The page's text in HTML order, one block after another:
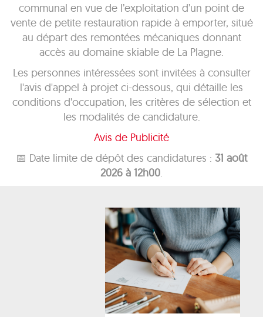
communal en vue de l’exploitation d’un point de
vente de petite restauration rapide à emporter, situé
au départ des remontées mécaniques donnant
accès au domaine skiable de La Plagne.
Les personnes intéressées sont invitées à consulter
l'avis d'appel à projet ci-dessous, qui détaille les
conditions d'occupation, les critères de sélection et
les modalités de candidature.
Avis de Publicité
📅 Date limite de dépôt des candidatures : 31 août
2026 à 12h00.